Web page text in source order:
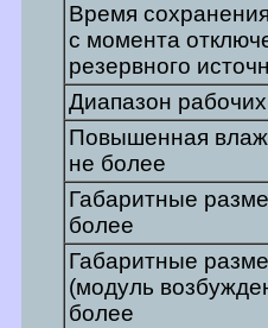
Время
с момента
резервного
Диапазон
Повышенная
не более
Габаритные
более
Габаритные
(модуль
более